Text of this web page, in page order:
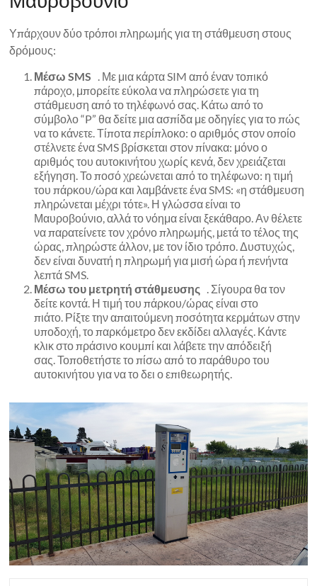
Υπάρχουν δύο τρόποι πληρωμής για τη στάθμευση στους
δρόμους:
Μέσω SMS . Με μια κάρτα SIM από έναν τοπικό
πάροχο, μπορείτε εύκολα να πληρώσετε για τη
στάθμευση από το τηλέφωνό σας. Κάτω από το
σύμβολο “P” θα δείτε μια ασπίδα με οδηγίες για το πώς
να το κάνετε. Τίποτα περίπλοκο: ο αριθμός στον οποίο
στέλνετε ένα SMS βρίσκεται στον πίνακα: μόνο ο
αριθμός του αυτοκινήτου χωρίς κενά, δεν χρειάζεται
εξήγηση. Το ποσό χρεώνεται από το τηλέφωνο: η τιμή
του πάρκου/ώρα και λαμβάνετε ένα SMS: «η στάθμευση
πληρώνεται μέχρι τότε». Η γλώσσα είναι το
Μαυροβούνιο, αλλά το νόημα είναι ξεκάθαρο. Αν θέλετε
να παρατείνετε τον χρόνο πληρωμής, μετά το τέλος της
ώρας, πληρώστε άλλον, με τον ίδιο τρόπο. Δυστυχώς,
δεν είναι δυνατή η πληρωμή για μισή ώρα ή πενήντα
λεπτά SMS.
Μέσω του μετρητή στάθμευσης . Σίγουρα θα τον
δείτε κοντά. Η τιμή του πάρκου/ώρας είναι στο
πιάτο. Ρίξτε την απαιτούμενη ποσότητα κερμάτων στην
υποδοχή, το παρκόμετρο δεν εκδίδει αλλαγές. Κάντε
κλικ στο πράσινο κουμπί και λάβετε την απόδειξή
σας. Τοποθετήστε το πίσω από το παράθυρο του
αυτοκινήτου για να το δει ο επιθεωρητής.